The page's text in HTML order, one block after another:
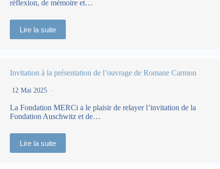
réflexion, de mémoire et…
Lire la suite
Invitation à la présentation de l’ouvrage de Romane Carmon
12 Mai 2025
La Fondation MERCi a le plaisir de relayer l’invitation de la
Fondation Auschwitz et de…
Lire la suite